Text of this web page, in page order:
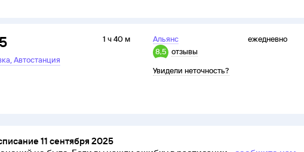
,Автостанция
1 ч 40 м
Альянс
8,5 отзывы
Увидели неточность?
ежедневно
11 сентября 2025